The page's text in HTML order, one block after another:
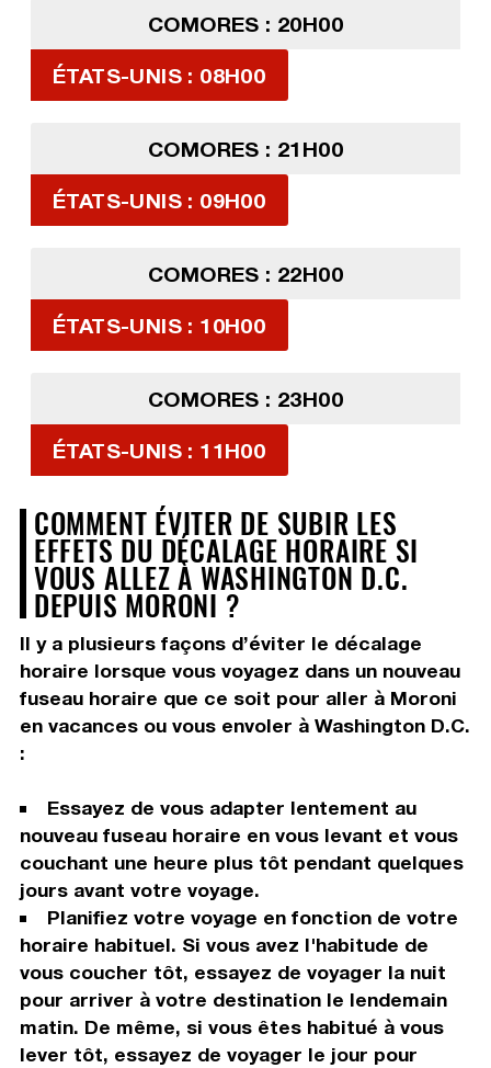
COMORES : 20H00
ÉTATS-UNIS : 08H00
COMORES : 21H00
ÉTATS-UNIS : 09H00
COMORES : 22H00
ÉTATS-UNIS : 10H00
COMORES : 23H00
ÉTATS-UNIS : 11H00
COMMENT ÉVITER DE SUBIR LES
EFFETS DU DÉCALAGE HORAIRE SI
VOUS ALLEZ À WASHINGTON D.C.
DEPUIS MORONI ?
Il y a plusieurs façons d’éviter le décalage
horaire lorsque vous voyagez dans un nouveau
fuseau horaire que ce soit pour aller à Moroni
en vacances ou vous envoler à Washington D.C.
:
Essayez de vous adapter lentement au
nouveau fuseau horaire en vous levant et vous
couchant une heure plus tôt pendant quelques
jours avant votre voyage.
Planifiez votre voyage en fonction de votre
horaire habituel. Si vous avez l'habitude de
vous coucher tôt, essayez de voyager la nuit
pour arriver à votre destination le lendemain
matin. De même, si vous êtes habitué à vous
lever tôt, essayez de voyager le jour pour